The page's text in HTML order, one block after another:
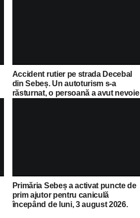
Accident rutier pe strada Decebal
din Sebeș. Un autoturism s-a
răsturnat, o persoană a avut nevoie
Primăria Sebeș a activat puncte de
prim ajutor pentru caniculă
începând de luni, 3 august 2026.